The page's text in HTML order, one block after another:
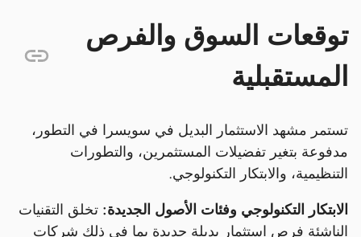
توقعات السوق والفرص
المستقبلية
تستمر مشهد الاستثمار البديل في سويسرا في التطور،
مدفوعة بتغير تفضيلات المستثمرين، والتطورات
التنظيمية، والابتكار التكنولوجي.
الابتكار التكنولوجي وفئات الأصول الجديدة: تخلق التقنيات
الناشئة فرص استثمار بديلة جديدة بما في ذلك شركات